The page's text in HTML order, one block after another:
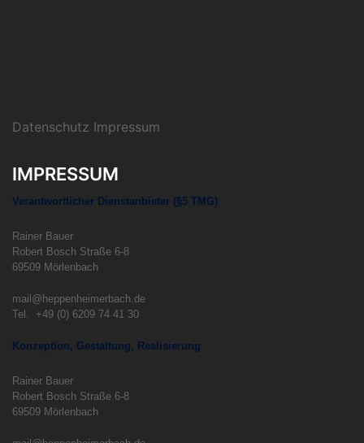
Datenschutz Impressum
IMPRESSUM
Verantwortlicher Dienstanbieter (§5 TMG)
Rainer Bauer
Robert Bosch Straße 6-8
69509 Mörlenbach
mail@heppenheimerbach.de
Tel. +49 (0) 6209 74 41 30
Konzeption, Gestaltung, Realisierung
Rainer Bauer
Robert Bosch Straße 6-8
69509 Mörlenbach